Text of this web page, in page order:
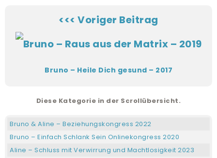
Aline – Aline Brandstetter hautnah im Interview – Janine
Lesch 2020
Bruno – Selbstheilung ist machbar Kongress 2020
Synthesia TV 2021
Bruno – Was ist Bewusstseinsentwicklung – Bernd
Gloggnitzer 2016
<<< Voriger Beitrag
Bruno – Heile Dich gesund – 2017
Diese Kategorie in der Scrollübersicht.
Bruno & Aline – Beziehungskongress 2022
Bruno – Einfach Schlank Sein Onlinekongress 2020
Aline – Schluss mit Verwirrung und Machtlosigkeit 2023